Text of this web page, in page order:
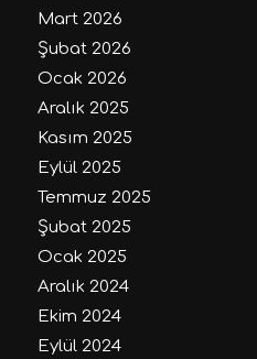
Mart 2026
Şubat 2026
Ocak 2026
Aralık 2025
Kasım 2025
Eylül 2025
Temmuz 2025
Şubat 2025
Ocak 2025
Aralık 2024
Ekim 2024
Eylül 2024